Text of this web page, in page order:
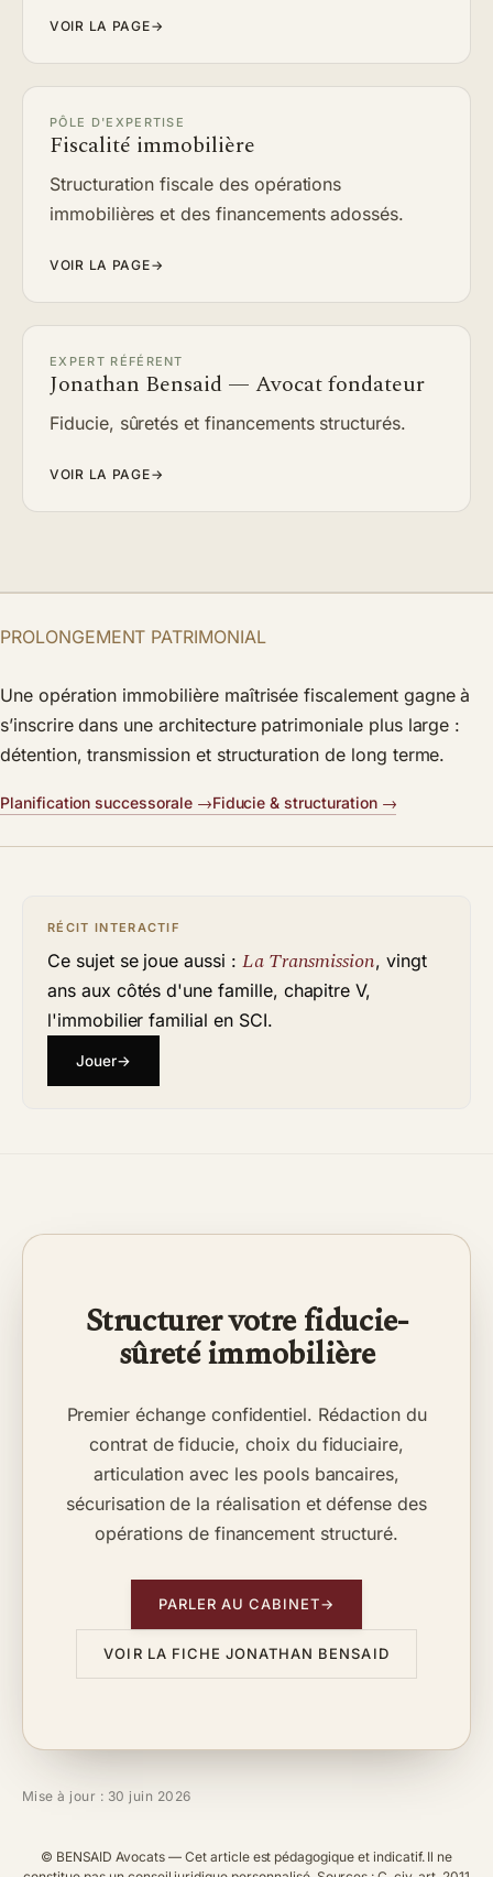
VOIR LA PAGE→
PÔLE D'EXPERTISE
Fiscalité immobilière
Structuration fiscale des opérations
immobilières et des financements adossés.
VOIR LA PAGE→
EXPERT RÉFÉRENT
Jonathan Bensaid — Avocat fondateur
Fiducie, sûretés et financements structurés.
VOIR LA PAGE→
PROLONGEMENT PATRIMONIAL
Une opération immobilière maîtrisée fiscalement gagne à
s’inscrire dans une architecture patrimoniale plus large :
détention, transmission et structuration de long terme.
Planification successorale Fiducie & structuration
RÉCIT INTERACTIF
Ce sujet se joue aussi : La Transmission, vingt
ans aux côtés d'une famille, chapitre V,
l'immobilier familial en SCI.
Jouer→
Structurer votre fiducie-
sûreté immobilière
Premier échange confidentiel. Rédaction du
contrat de fiducie, choix du fiduciaire,
articulation avec les pools bancaires,
sécurisation de la réalisation et défense des
opérations de financement structuré.
PARLER AU CABINET→
VOIR LA FICHE JONATHAN BENSAID
Mise à jour : 30 juin 2026
© BENSAID Avocats — Cet article est pédagogique et indicatif. Il ne